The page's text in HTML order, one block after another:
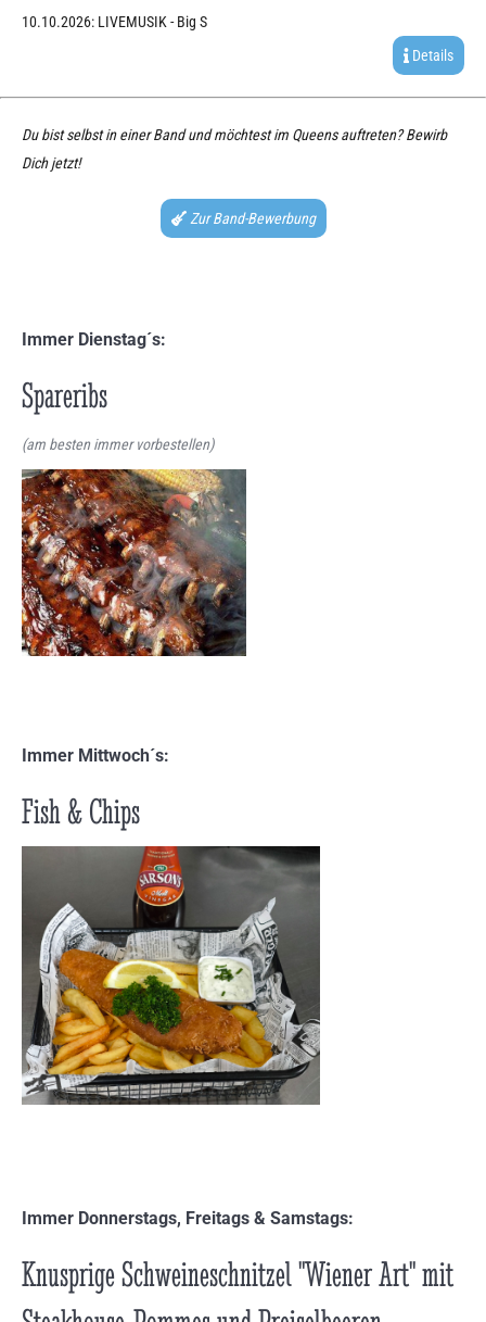
10.10.2026: LIVEMUSIK - Big S
Details
Du bist selbst in einer Band und möchtest im Queens auftreten? Bewirb
Dich jetzt!
Zur Band-Bewerbung
Immer Dienstag´s:
Spareribs
(am besten immer vorbestellen)
Immer Mittwoch´s:
Fish & Chips
Immer Donnerstags, Freitags & Samstags:
Knusprige Schweineschnitzel "Wiener Art" mit